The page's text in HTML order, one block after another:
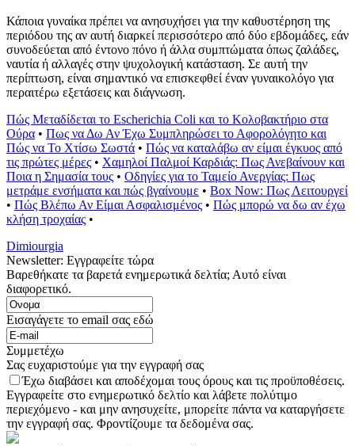
Κάποια γυναίκα πρέπει να ανησυχήσει για την καθυστέρηση της
περιόδου της αν αυτή διαρκεί περισσότερο από δύο εβδομάδες, εάν
συνοδεύεται από έντονο πόνο ή άλλα συμπτώματα όπως ζαλάδες,
ναυτία ή αλλαγές στην ψυχολογική κατάσταση. Σε αυτή την
περίπτωση, είναι σημαντικό να επισκεφθεί έναν γυναικολόγο για
περαιτέρω εξετάσεις και διάγνωση.
Πώς Μεταδίδεται το Escherichia Coli και το Κολοβακτήριο στα
Ούρα • Πως να Δω Αν Έχω Συμπληρώσει το Αφορολόγητο και
Πώς να Το Χτίσω Σωστά • Πώς να καταλάβω αν είμαι έγκυος από
τις πρώτες μέρες • Χαμηλοί Παλμοί Καρδιάς: Πως Ανεβαίνουν και
Ποια η Σημασία τους • Οδηγίες για το Ταμείο Ανεργίας: Πως
μετράμε ενσήματα και πώς βγαίνουμε • Box Now: Πως Λειτουργεί
• Πώς Βλέπω Αν Είμαι Ασφαλισμένος • Πώς μπορώ να δω αν έχω
κλήση τροχαίας •
Dimiourgia
Newsletter: Εγγραφείτε τώρα
Βαρεθήκατε τα βαρετά ενημερωτικά δελτία; Αυτό είναι
διαφορετικό.
Εισαγάγετε το email σας εδώ
Συμμετέχω
Σας ευχαριστούμε για την εγγραφή σας
Έχω διαβάσει και αποδέχομαι τους όρους και τις προϋποθέσεις.
Εγγραφείτε στο ενημερωτικό δελτίο και λάβετε πολύτιμο
περιεχόμενο - και μην ανησυχείτε, μπορείτε πάντα να καταργήσετε
την εγγραφή σας. Φροντίζουμε τα δεδομένα σας.